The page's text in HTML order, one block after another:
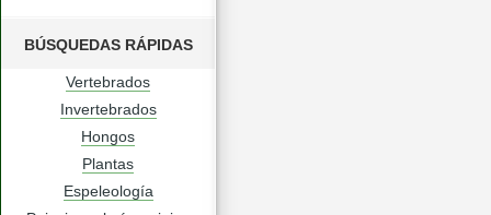
BÚSQUEDAS RÁPIDAS
Vertebrados
Invertebrados
Hongos
Plantas
Espeleología